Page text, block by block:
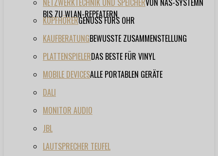
NETZWERKTECHNIK UND SPEICHERVON NAS-SYSTEMN
BIS ZU WLAN-REPEATERN
KOPFHÖRERGENUSS FÜRS OHR
KAUFBERATUNGBEWUSSTE ZUSAMMENSTELLUNG
PLATTENSPIELERDAS BESTE FÜR VINYL
MOBILE DEVICESALLE PORTABLEN GERÄTE
DALI
MONITOR AUDIO
JBL
LAUTSPRECHER TEUFEL